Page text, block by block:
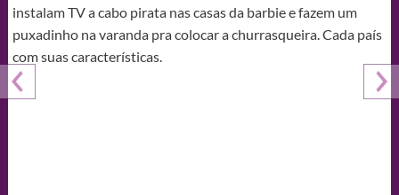
instalam TV a cabo pirata nas casas da barbie e fazem um
puxadinho na varanda pra colocar a churrasqueira. Cada país
com suas características.